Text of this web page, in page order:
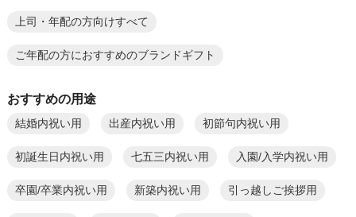
上司・年配の方向けすべて
ご年配の方におすすめのブランドギフト
おすすめの用途
結婚内祝い用 出産内祝い用 初節句内祝い用
初誕生日内祝い用 七五三内祝い用 入園/入学内祝い用
卒園/卒業内祝い用 新築内祝い用 引っ越しご挨拶用